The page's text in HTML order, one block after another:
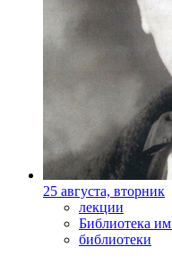
25 августа, вторник
лекции
Библиотека
библиотеки